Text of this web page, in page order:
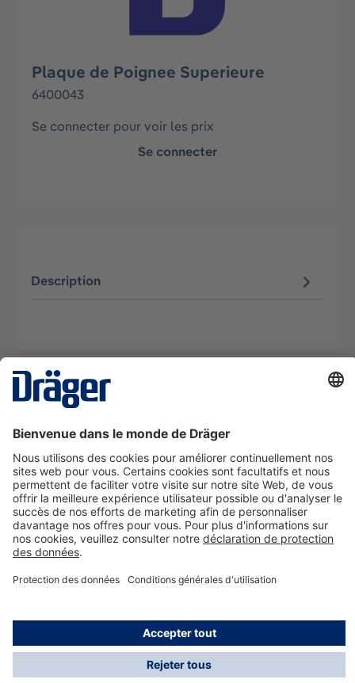
Plaque de Poignee Superieure
6400043
Se connecter pour voir les prix
Se connecter
Description
La technologie
Nous contacter
A propos de Dräger
Informations
*Les taxes et les frais d'expédition ne sont pas inclus
dans les prix indiqués, sauf mention contraire. Des frais